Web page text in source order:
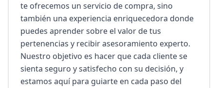
te ofrecemos un servicio de compra, sino
también una experiencia enriquecedora donde
puedes aprender sobre el valor de tus
pertenencias y recibir asesoramiento experto.
Nuestro objetivo es hacer que cada cliente se
sienta seguro y satisfecho con su decisión, y
estamos aquí para guiarte en cada paso del